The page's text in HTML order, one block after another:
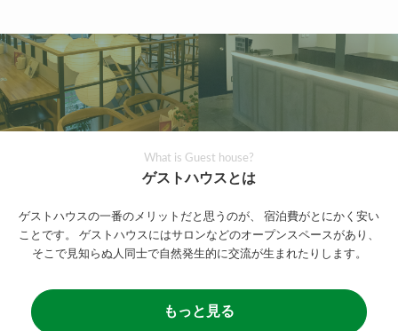
What is Guest house?
ゲストハウスとは
ゲストハウスの一番のメリットだと思うのが、
宿泊費がとにかく安い
ことです。
ゲストハウスにはサロンなどのオープンスペースがあり、
そこで見知らぬ人同士で自然発生的に交流が生まれたりします。
もっと見る